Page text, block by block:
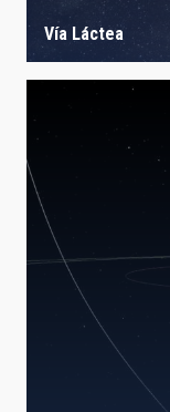
Vía Láctea